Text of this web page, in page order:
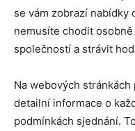
se vám zobrazí nabídky
nemusíte chodit
společností a strávit
Na webových
detailní informace o
podmínkách sjednání.